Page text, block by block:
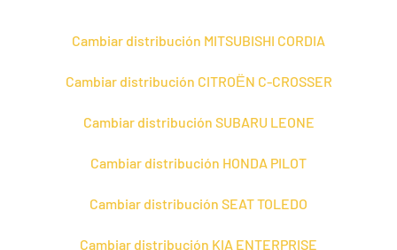
Cambiar distribución MITSUBISHI CORDIA
Cambiar distribución CITROЁN C-CROSSER
Cambiar distribución SUBARU LEONE
Cambiar distribución HONDA PILOT
Cambiar distribución SEAT TOLEDO
Cambiar distribución KIA ENTERPRISE